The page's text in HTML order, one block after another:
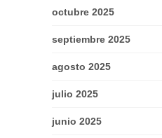
octubre 2025
septiembre 2025
agosto 2025
julio 2025
junio 2025